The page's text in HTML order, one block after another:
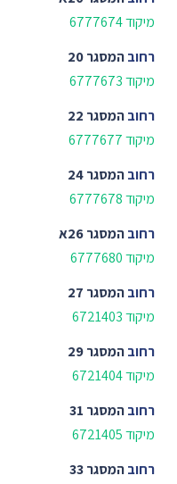
מיקוד 6777674
רחובהמסגר 20
מיקוד 6777673
רחובהמסגר 22
מיקוד 6777677
רחובהמסגר 24
מיקוד 6777678
רחובהמסגר 26א
מיקוד 6777680
רחובהמסגר 27
מיקוד 6721403
רחובהמסגר 29
מיקוד 6721404
רחובהמסגר 31
מיקוד 6721405
רחובהמסגר 33